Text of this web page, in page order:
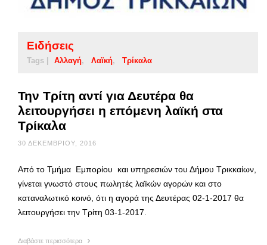
Ειδήσεις
Tags | Αλλαγή Λαϊκή Τρίκαλα
Την Τρίτη αντί για Δευτέρα θα
λειτουργήσει η επόμενη λαϊκή στα
Τρίκαλα
30 ΔΕΚΕΜΒΡΊΟΥ, 2016
Από το Τμήμα Εμπορίου και υπηρεσιών του Δήμου Τρικκαίων,
γίνεται γνωστό στους πωλητές λαϊκών αγορών και στο
καταναλωτικό κοινό, ότι η αγορά της Δευτέρας 02-1-2017 θα
λειτουργήσει την Τρίτη 03-1-2017.
Διαβάστε περισσότερα